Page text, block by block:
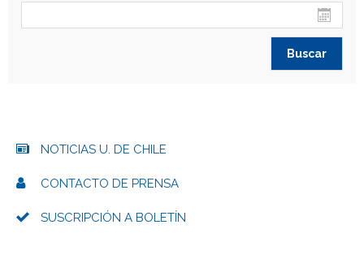
NOTICIAS U. DE CHILE
CONTACTO DE PRENSA
SUSCRIPCIÓN A BOLETÍN